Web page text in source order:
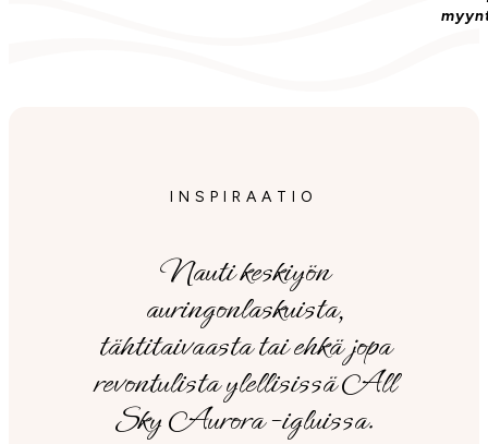
INSPIRAATIO
Nauti keskiyön
auringonlaskuista,
tähtitaivaasta tai ehkä jopa
revontulista ylellisissä All
Sky Aurora -igluissa.